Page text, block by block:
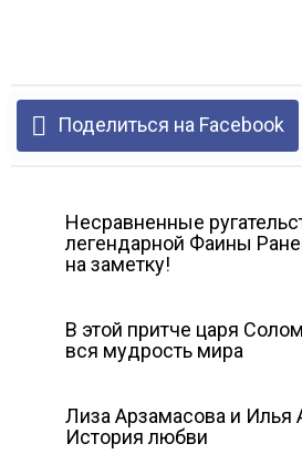
Поделиться на Facebook
Несравненные
легендарной Фаины
на заметку!
В этой притче царя
вся мудрость мира
Лиза Арзамасова и Илья
История любви